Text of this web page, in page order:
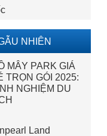
NHIÊN
MÂY PARK GIÁ
TRỌN GÓI 2025:
NGHIỆM DU
Land